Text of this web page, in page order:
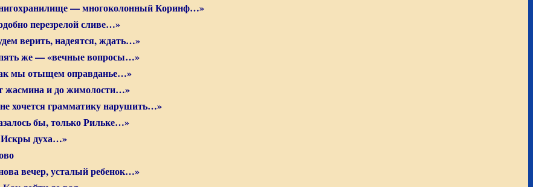
— многоколонный Коринф…»
перезрелой сливе…»
верить, надеятся, ждать…»
же — «вечные вопросы…»
мы отыщем оправданье…»
жасмина и до жимолости…»
хочется грамматику нарушить…»
бы, только Рильке…»
духа…»
вечер, усталый ребенок…»